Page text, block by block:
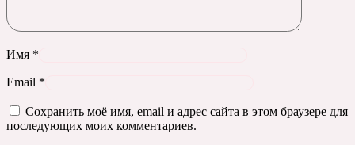
Имя *
Email *
Сохранить моё имя, email и адрес сайта в этом браузере для
последующих моих комментариев.